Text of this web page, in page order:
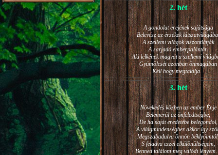
2. hét
A gondolat erejének sajátsága
Belevész az érzékek
A szellemi világok viszontlátják
A sarjadó emberpalántát,
Aki lelkének magvát a szellemi
Gyümölcsét azonban önmagában
Kell hogy megtalálja.
3. hét
Növekedés közben az ember Énje
Belemerül az önfeledtségbe,
De ha saját eredetébe belegondol,
A világmindenséghez akkor így
Megszabadulva önnön
S feladva ezzel elkülönültségem,
Benned találom meg valódi